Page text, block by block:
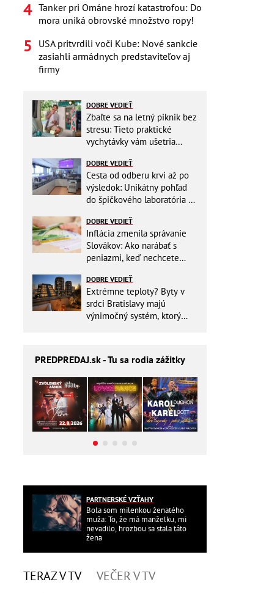
Tanker pri Ománe hrozí katastrofou: Do
mora uniká obrovské množstvo ropy!
USA pritvrdili voči Kube: Nové sankcie
zasiahli armádnych predstaviteľov aj
firmy
DOBRE VEDIEŤ
Zbaľte sa na letný piknik bez
stresu: Tieto praktické
vychytávky vám ušetria
DOBRE VEDIEŤ
Cesta od odberu krvi až po
výsledok: Unikátny pohľad
do špičkového laboratória na
DOBRE VEDIEŤ
Inflácia zmenila správanie
Slovákov: Ako narábať s
peniazmi, keď nechcete
DOBRE VEDIEŤ
Extrémne teploty? Byty v
srdci Bratislavy majú
výnimočný systém, ktorý
PREDPREDAJ.sk - Tu sa rodia zážitky
PARTNERSKÉ VZŤAHY
Bola som milenkou ženatého
muža: To, že má manželku, mi
nevadilo, hrozbou sa stala táto
žena
TERAZ V TV VEČER V TV